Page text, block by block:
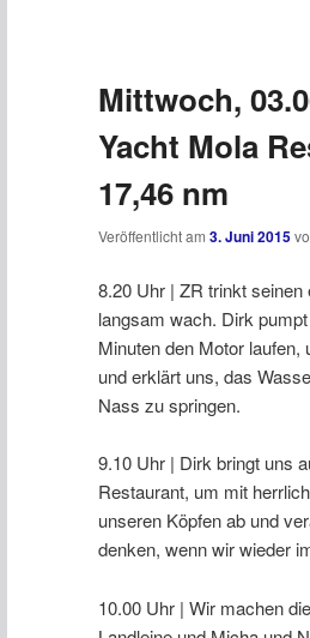
Mittwoch,
Yacht Mola
17,46 nm
Veröffentlicht am 3. Juni 2015
8.20 Uhr | ZR trinkt
langsam wach. Dirk
Minuten den Motor
und erklärt uns, das
Nass zu springen.
9.10 Uhr | Dirk bringt uns
Restaurant, um mit
unseren Köpfen ab und
denken, wenn wir wieder
10.00 Uhr | Wir machen die